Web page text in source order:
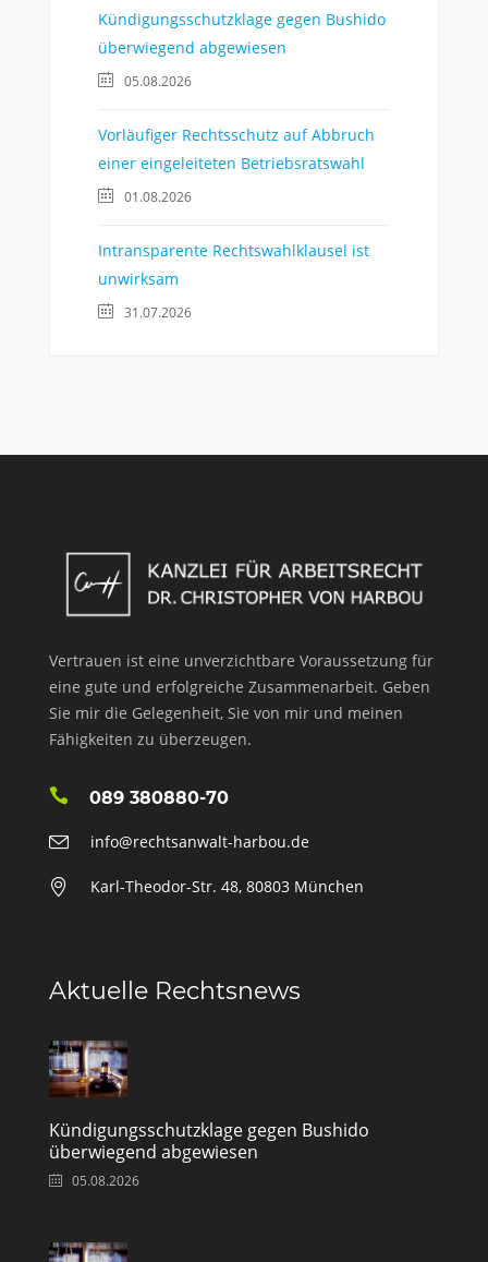
Kündigungsschutzklage gegen Bushido
überwiegend abgewiesen
05.08.2026
Vorläufiger Rechtsschutz auf Abbruch
einer eingeleiteten Betriebsratswahl
01.08.2026
Intransparente Rechtswahlklausel ist
unwirksam
31.07.2026
Vertrauen ist eine unverzichtbare Voraussetzung für
eine gute und erfolgreiche Zusammenarbeit. Geben
Sie mir die Gelegenheit, Sie von mir und meinen
Fähigkeiten zu überzeugen.
089 380880-70
info@rechtsanwalt-harbou.de
Karl-Theodor-Str. 48, 80803 München
Aktuelle Rechtsnews
Kündigungsschutzklage gegen Bushido
überwiegend abgewiesen
05.08.2026